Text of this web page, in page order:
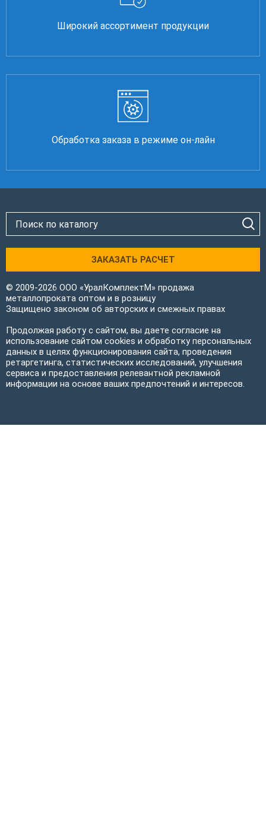
Широкий ассортимент продукции
Обработка заказа в режиме он-лайн
ЗАКАЗАТЬ РАСЧЕТ
© 2009-2026 ООО «УралКомплектМ» продажа
металлопроката оптом и в розницу
Защищено законом об авторских и смежных правах
Продолжая работу с сайтом, вы даете согласие на
использование сайтом cookies и обработку персональных
данных в целях функционирования сайта, проведения
ретаргетинга, статистических исследований, улучшения
сервиса и предоставления релевантной рекламной
информации на основе ваших предпочтений и интересов.